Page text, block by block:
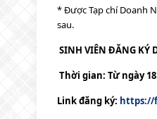
* Được Tạp chí Doanh
sau.
SINH VIÊN ĐĂNG KÝ
Thời gian: Từ ngày
Link đăng ký: https://